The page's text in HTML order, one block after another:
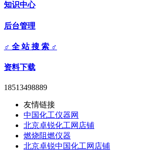
知识中心
后台管理
♂ 全 站 搜 索 ♂
资料下载
18513498889
友情链接
中国化工仪器网
北京卓锐化工网店铺
燃烧阻燃仪器
北京卓锐中国化工网店铺